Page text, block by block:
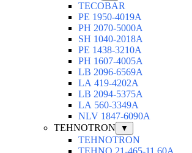
TECOBAR
РЕ 1950-4019А
РН 2070-5000А
SН 1040-2018А
РЕ 1438-3210А
РН 1607-4005А
LB 2096-6569A
LА 419-4202А
LВ 2094-5375А
LА 560-3349А
NLV 1847-6090А
TEHNOTRON
▼
TEHNOTRON